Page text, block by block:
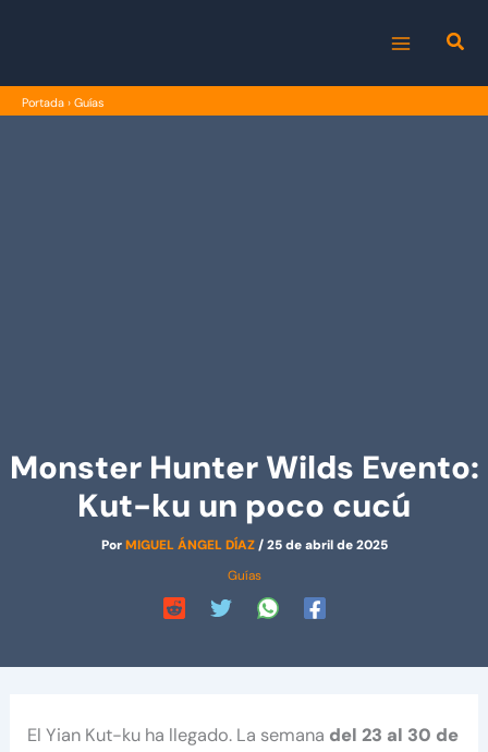
MENU
Portada › Guías
Monster Hunter Wilds Evento:
Kut-ku un poco cucú
PorMIGUEL ÁNGEL DÍAZ/25 de abril de 2025
Guías
El Yian Kut-ku ha llegado. La semana del 23 al 30 de